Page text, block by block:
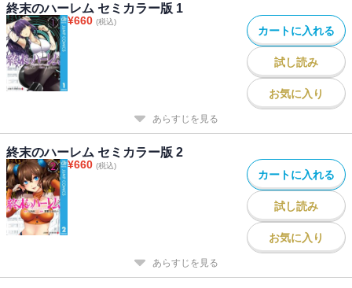
終末のハーレム セミカラー版 1
¥660 (税込)
カートに入れる
試し読み
お気に入り
あらすじを見る
終末のハーレム セミカラー版 2
¥660 (税込)
カートに入れる
試し読み
お気に入り
あらすじを見る